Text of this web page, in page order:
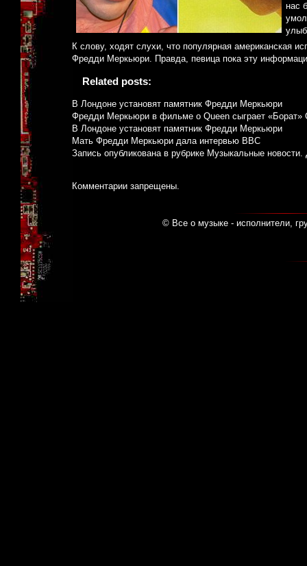
нас
К слову, ходят слухи, что популярная американская
Фредди Меркьюри. Правда, певица пока эту
Related posts:
В Лондоне установят памятник Фредди Меркьюри
Фредди Меркьюри в фильме о Queen сыграет «Борат»
В Лондоне установят памятник Фредди Меркьюри
Мать Фредди Меркьюри дала интервью BBC
Запись опубликована в рубрике Музыкальные новости.
Комментарии запрещены.
© Все о музыке - исполнители,